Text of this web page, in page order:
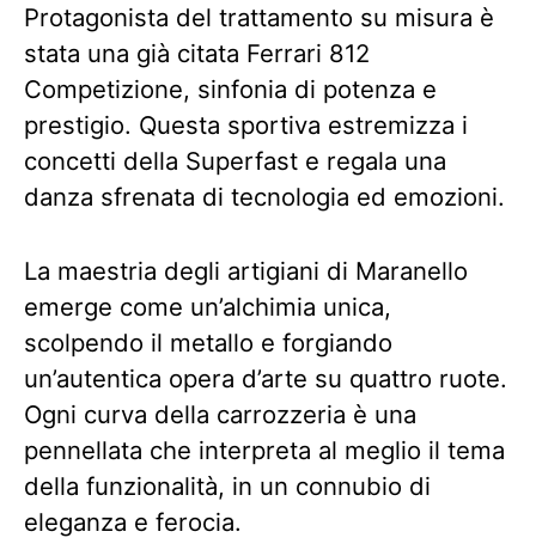
Protagonista del trattamento su misura è
stata una già citata Ferrari 812
Competizione, sinfonia di potenza e
prestigio. Questa sportiva estremizza i
concetti della Superfast e regala una
danza sfrenata di tecnologia ed emozioni.
La maestria degli artigiani di Maranello
emerge come un’alchimia unica,
scolpendo il metallo e forgiando
un’autentica opera d’arte su quattro ruote.
Ogni curva della carrozzeria è una
pennellata che interpreta al meglio il tema
della funzionalità, in un connubio di
eleganza e ferocia.